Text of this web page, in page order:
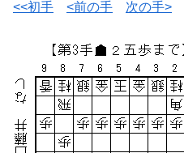
<<初手 <前の手 次の手>